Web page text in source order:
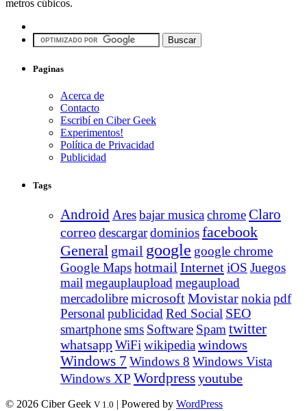
metros cúbicos.
Paginas
Acerca de
Contacto
Escribí en Ciber Geek
Experimentos!
Política de Privacidad
Publicidad
Tags
AndroidAresbajar musicachromeClaro
correodescargardominiosfacebook
General gmail google google chrome
Google Mapshotmail InternetiOS Juegos
mailmegauplauploadmegaupload
mercadolibremicrosoftMovistarnokiapdf
PersonalpublicidadRed Social SEO
smartphonesms Software Spamtwitter
whatsappWiFiwikipediawindows
Windows 7 Windows 8 Windows Vista
Windows XP Wordpressyoutube
© 2026 Ciber Geek V 1.0 | Powered by WordPress